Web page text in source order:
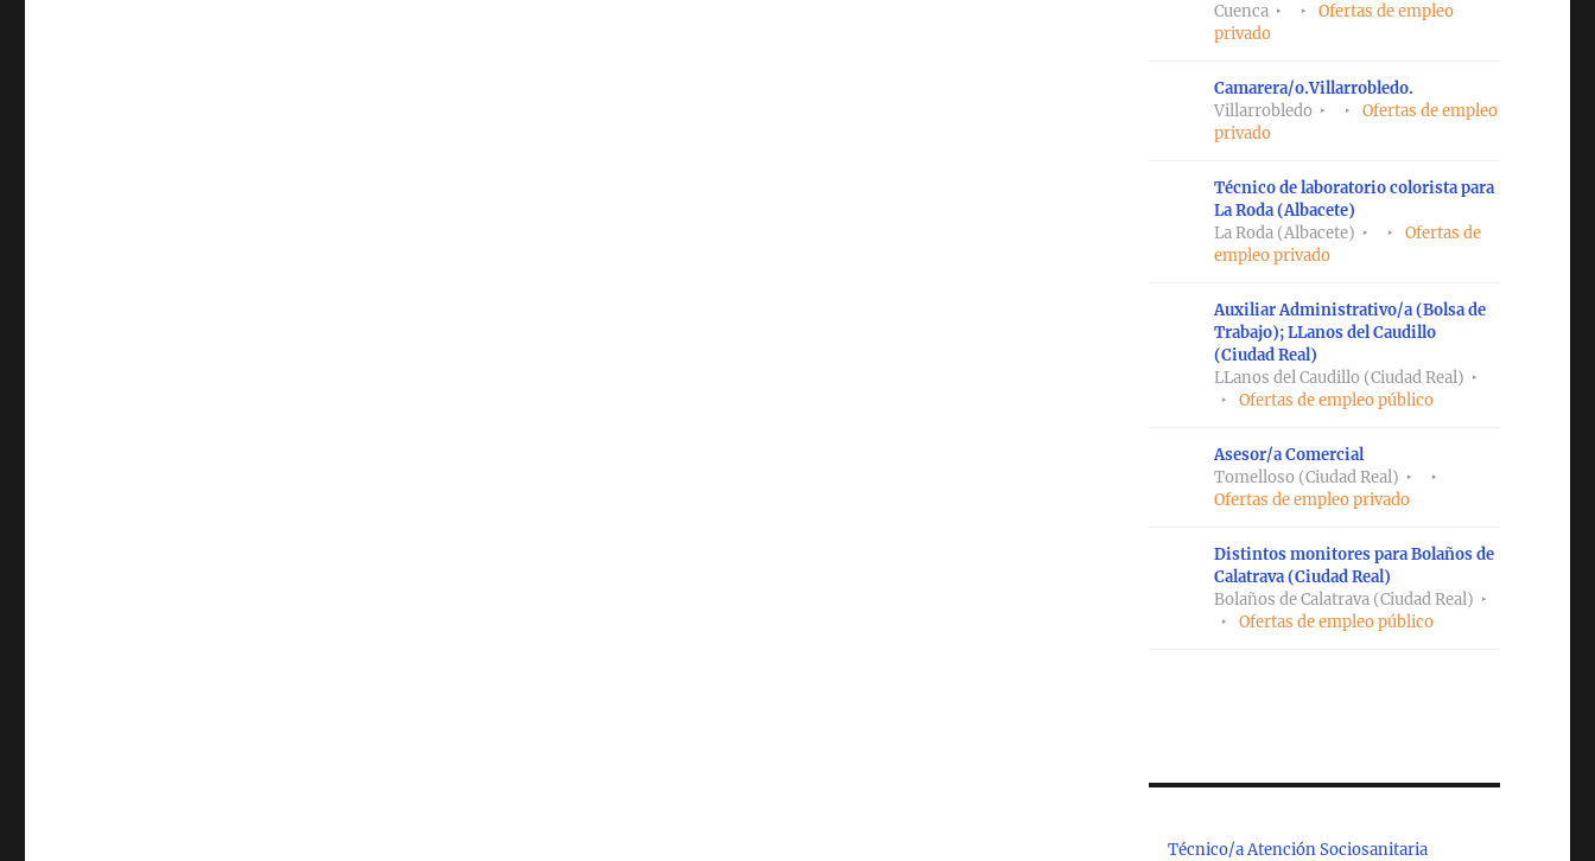
Cuenca
Ofertas de empleo
privado
Camarera/o.Villarrobledo.
Villarrobledo
Ofertas de empleo
privado
Técnico de laboratorio colorista para
La Roda (Albacete)
La Roda (Albacete)
Ofertas de
empleo privado
Auxiliar Administrativo/a (Bolsa de
Trabajo); LLanos del Caudillo
(Ciudad Real)
LLanos del Caudillo (Ciudad Real)
Ofertas de empleo público
Asesor/a Comercial
Tomelloso (Ciudad Real)
Ofertas de empleo privado
Distintos monitores para Bolaños de
Calatrava (Ciudad Real)
Bolaños de Calatrava (Ciudad Real)
Ofertas de empleo público
Técnico/a Atención Sociosanitaria